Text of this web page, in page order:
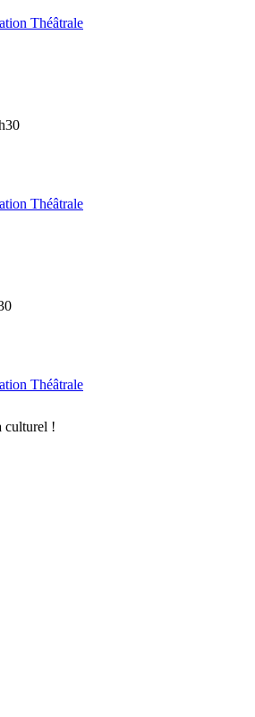
Théâtrale
Théâtrale
Théâtrale
culturel !